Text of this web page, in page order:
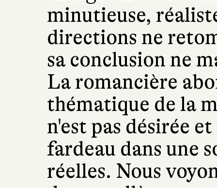
minutieuse,
directions ne
sa conclusion ne
La romancière
thématique de la
n'est pas désirée
fardeau dans une
réelles. Nous